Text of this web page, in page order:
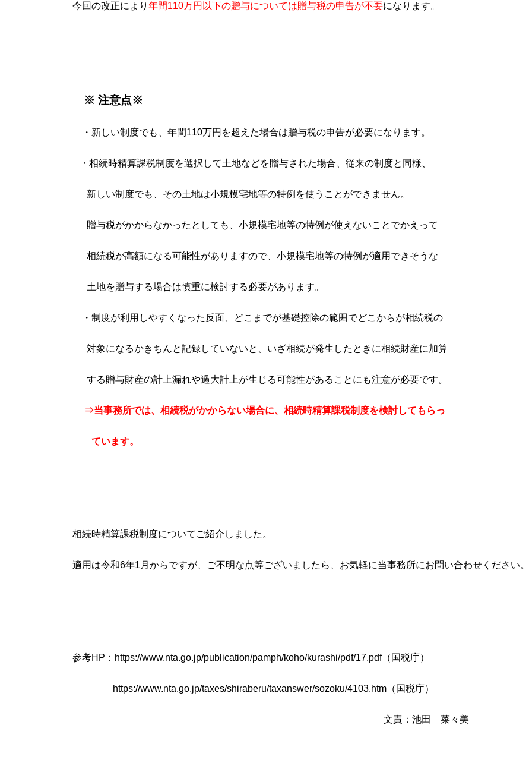
今回の改正により 年間110万円以下の贈与については贈与税の申告が不要になります。
※ 注意点※
・新しい制度でも、年間110万円を超えた場合は贈与税の申告が必要になります。
・相続時精算課税制度を選択して土地などを贈与された場合、従来の制度と同様、
新しい制度でも、その土地は小規模宅地等の特例を使うことができません。
贈与税がかからなかったとしても、小規模宅地等の特例が使えないことでかえって
相続税が高額になる可能性がありますので、小規模宅地等の特例が適用できそうな
土地を贈与する場合は慎重に検討する必要があります。
・制度が利用しやすくなった反面、どこまでが基礎控除の範囲でどこからが相続税の
対象になるかきちんと記録していないと、いざ相続が発生したときに相続財産に加算
する贈与財産の計上漏れや過大計上が生じる可能性があることにも注意が必要です。
⇒当事務所では、相続税がかからない場合に、相続時精算課税制度を検討してもらっ
ています。
相続時精算課税制度についてご紹介しました。
適用は令和6年1月からですが、ご不明な点等ございましたら、お気軽に当事務所にお問い合わせください。
参考HP：https://www.nta.go.jp/publication/pamph/koho/kurashi/pdf/17.pdf（国税庁）
https://www.nta.go.jp/taxes/shiraberu/taxanswer/sozoku/4103.htm（国税庁）
文責：池田 菜々美